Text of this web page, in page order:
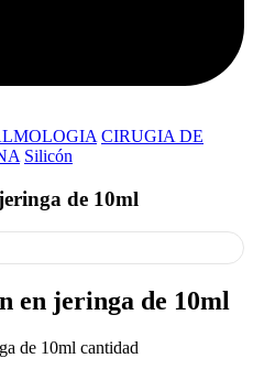
CIRUGIA DE
Silicón
de 10ml
en jeringa de 10ml
de 10ml cantidad